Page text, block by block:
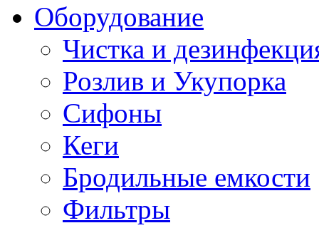
Оборудование
Чистка и
Розлив и Укупорка
Сифоны
Кеги
Бродильные емкости
Фильтры